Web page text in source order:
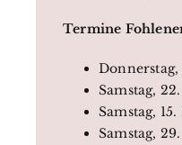
Termine
Samstag,
Samstag,
Samstag,